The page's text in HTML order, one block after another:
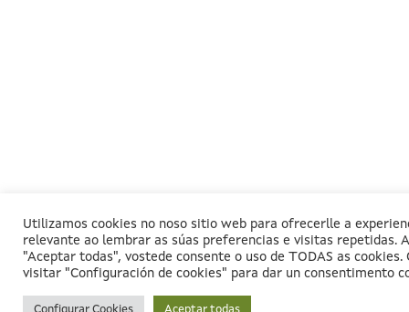
Utilizamos cookies no noso sitio web para ofrecerlle a
relevante ao lembrar as súas preferencias e visitas repetidas.
"Aceptar todas", vostede consente o uso de TODAS as cookies.
visitar "Configuración de cookies" para dar un consentimento